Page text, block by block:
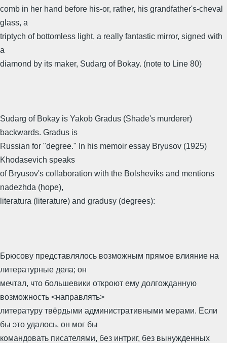
comb in her hand before his-or, rather, his grandfather's-cheval
glass, a
triptych of bottomless light, a really fantastic mirror, signed with
a
diamond by its maker, Sudarg of Bokay. (note to Line 80)
Sudarg of Bokay is Yakob Gradus (Shade's murderer)
backwards. Gradus is
Russian for "degree." In his memoir essay Bryusov (1925)
Khodasevich speaks
of Bryusov's collaboration with the Bolsheviks and mentions
nadezhda (hope),
literatura (literature) and gradusy (degrees):
Брюсову представлялось возможным прямое влияние на
литературные дела; он
мечтал, что большевики откроют ему долгожданную
возможность <направлять>
литературу твёрдыми административными мерами. Если
бы это удалось, он мог бы
командовать писателями, без интриг, без вынужденных